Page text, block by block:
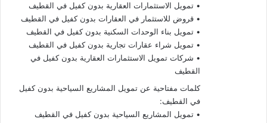
• تمويل الاستثمارات العقارية بدون كفيل في القطيف
• قروض للاستثمار في العقارات بدون كفيل في القطيف
• تمويل بناء الوحدات السكنية بدون كفيل في القطيف
• تمويل شراء عقارات تجارية بدون كفيل في القطيف
• شركات تمويل الاستثمارات العقارية بدون كفيل في
القطيف
كلمات مفتاحية عن تمويل المشاريع السياحية بدون كفيل
في القطيف:
• تمويل المشاريع السياحية بدون كفيل في القطيف